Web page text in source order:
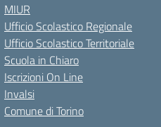
MIUR
Ufficio Scolastico Regionale
Ufficio Scolastico Territoriale
Scuola in Chiaro
Iscrizioni On Line
Invalsi
Comune di Torino